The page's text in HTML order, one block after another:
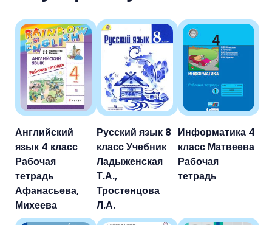
Английский
язык 4 класс
Рабочая
тетрадь
Афанасьева,
Михеева
Русский язык 8
класс Учебник
Ладыженская
Т.А.,
Тростенцова
Л.А.
Информатика 4
класс Матвеева
Рабочая
тетрадь